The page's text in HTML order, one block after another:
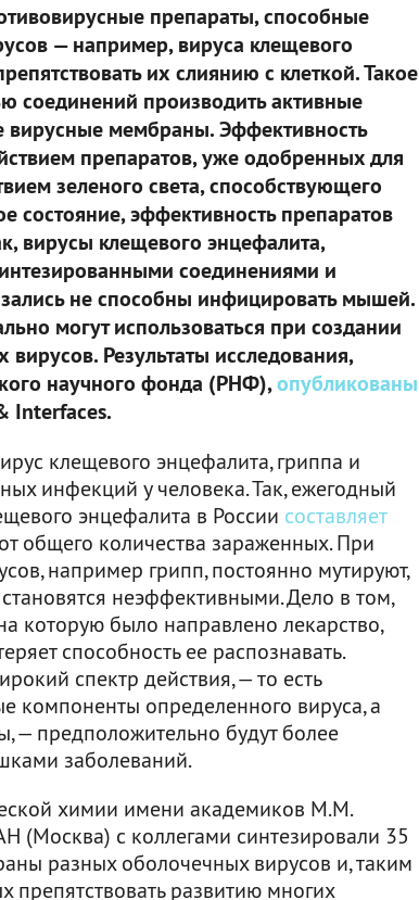
препараты, способные
— например, вируса клещевого
их слиянию с клеткой. Такое
соединений производить активные
мембраны. Эффективность
препаратов, уже одобренных для
зеленого света, способствующего
состояние, эффективность препаратов
вирусы клещевого энцефалита,
соединениями и
не способны инфицировать мышей.
могут использоваться при создании
Результаты исследования,
научного фонда (РНФ),опубликованы
Interfaces.
клещевого энцефалита, гриппа и
инфекций у человека. Так, ежегодный
энцефалита в России составляет
общего количества зараженных. При
например грипп, постоянно мутируют,
неэффективными. Дело в том,
которую было направлено лекарство,
способность ее распознавать.
спектр действия, — то есть
компоненты определенного вируса, а
— предположительно будут более
заболеваний.
химии имени академиков М.М.
с коллегами синтезировали 35
разных оболочечных вирусов и, таким
препятствовать развитию многих